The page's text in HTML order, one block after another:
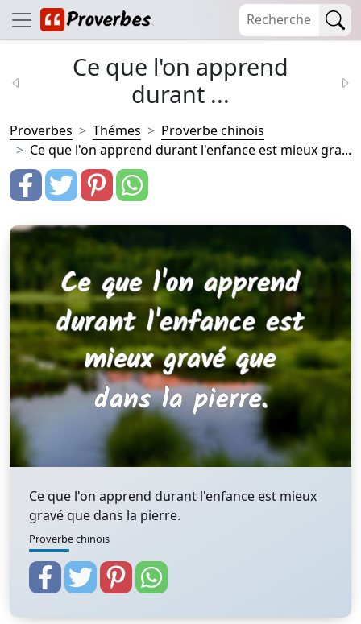
Ce que l'on apprend
durant ...
Proverbes Thémes
Proverbe chinois
Ce que l'on apprend durant l'enfance est mieux gra...
Ce que l'on apprend durant l'enfance est mieux
gravé que dans la pierre.
Proverbe chinois